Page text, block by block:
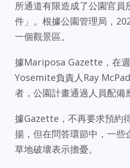
所通道有限造成了公園官員
件」。根據公園管理局，
一個觀景區。
據Mariposa Gazette，在週
Yosemite負責人Ray
者，公園計畫通過人員配備
據Gazette，不再要求預約
揚，但在問答環節中，一些
草地破壞表示擔憂。